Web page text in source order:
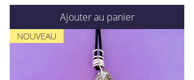
Ajouter au panier
NOUVEAU